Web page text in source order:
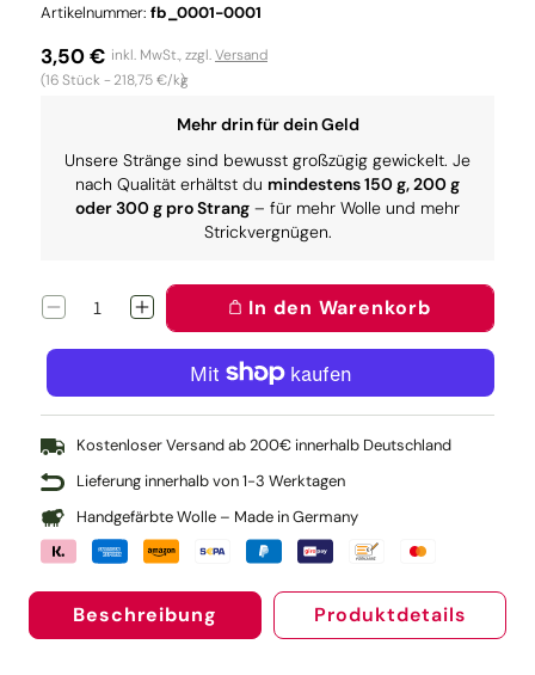
Artikelnummer: SKU:
fb_0001-0001
Normaler
Preis
3,50 €
(16Stück - Grundpreis
218,75 €/kg
)
inkl. MwSt., zzgl.Versand
Mehr drin für dein Geld
Unsere Stränge sind bewusst großzügig gewickelt. Je
nach Qualität erhältst du mindestens 150 g, 200 g
oder 300 g pro Strang – für mehr Wolle und mehr
Strickvergnügen.
Verringere
Magnetschild
Birthday)
Erhöhe
Magnetschild
Birthday)
In den Warenkorb
Kostenloser Versand ab 200€ innerhalb Deutschland
Lieferung innerhalb von 1-3 Werktagen
Handgefärbte Wolle – Made in Germany
Beschreibung Produktdetails